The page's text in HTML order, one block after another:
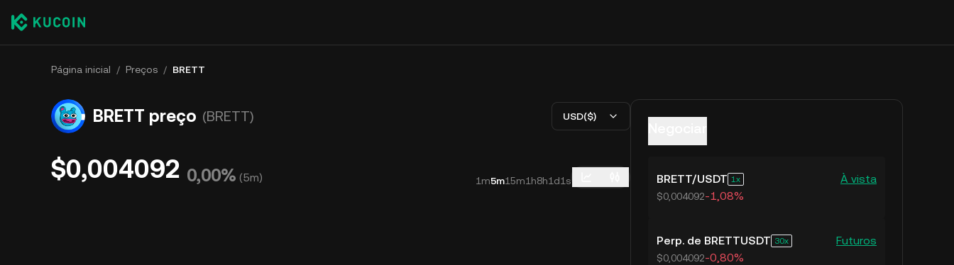
Página inicial / Preços / BRETT
BRETT preço (BRETT) USD($)
$0,004092 0,00% (5m) 1m5m15m1h8h1d1s BRETT/USDT 1 À vista
$0,004092-1,08%
Perp. de BRETTUSDT 30 Futuros
$0,004092-0,80%